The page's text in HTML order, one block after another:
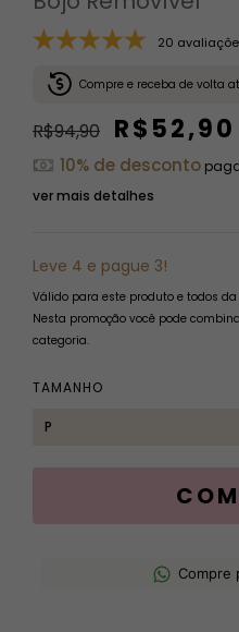
20
Compre e receba de volta
R$94,90 R$52,90
10% de desconto
ver mais detalhes
Leve 4 e pague 3!
Válido para este produto e todos da
Nesta promoção você pode
categoria.
TAMANHO
Compre